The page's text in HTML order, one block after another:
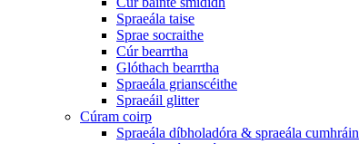
Spraeála taise
Sprae socraithe
Cúr bearrtha
Glóthach bearrtha
Spraeála grianscéithe
Spraeáil glitter
Cúram coirp
Spraeála díbholadóra & spraeála cumhráin